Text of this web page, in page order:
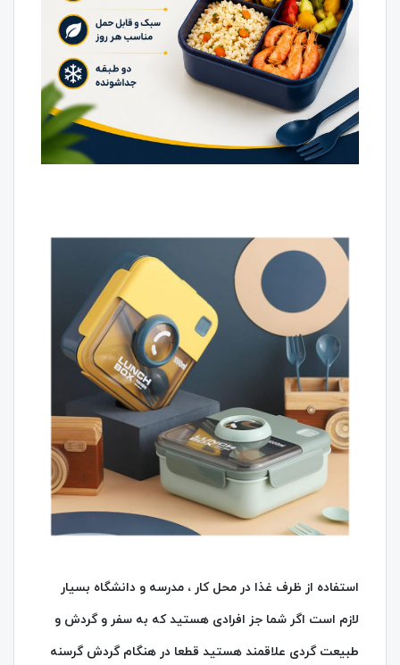
استفاده از ظرف غذا در محل کار ، مدرسه و دانشگاه بسیار
لازم است اگر شما جز افرادی هستید که به سفر و گردش و
طبیعت‌ گردی علاقمند هستید قطعا در هنگام گردش گرسنه